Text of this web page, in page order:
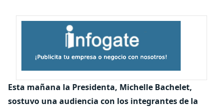
Esta mañana la Presidenta, Michelle Bachelet,
sostuvo una audiencia con los integrantes de la